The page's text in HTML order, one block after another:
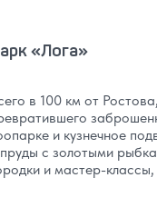
«Лога»
в 100 км от
и кузнечное
с золотыми
и мастер-